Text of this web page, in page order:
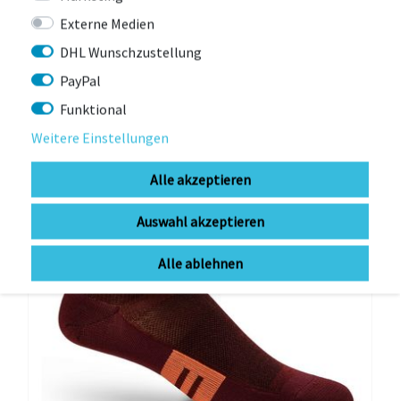
UVP 22,99 € 13,79 € *
-43%
Externe Medien
DHL Wunschzustellung
PayPal
Funktional
Weitere Einstellungen
Alle akzeptieren
Auswahl akzeptieren
Alle ablehnen